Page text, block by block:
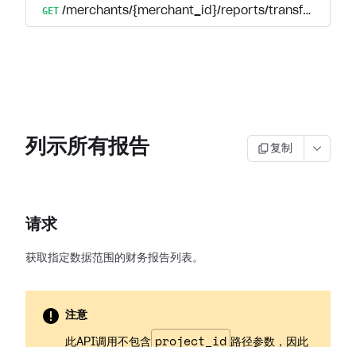
GET /merchants/{merchant_id}/reports/transfers
列示所有报告 复制
请求
获取指定数据范围的财务报告列表。
注意
此API调用不包含 project_id 路径参数，因此